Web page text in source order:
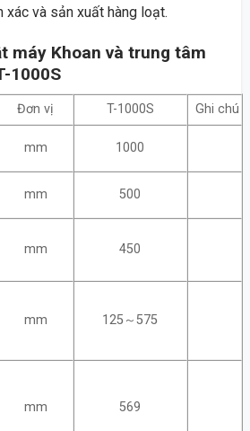
xác và sản xuất hàng loạt.
máy Khoan và trung tâm
1000S
Đơn vị T-1000S Ghi chú
mm 1000
mm 500
mm 450
mm 125～575
mm 569